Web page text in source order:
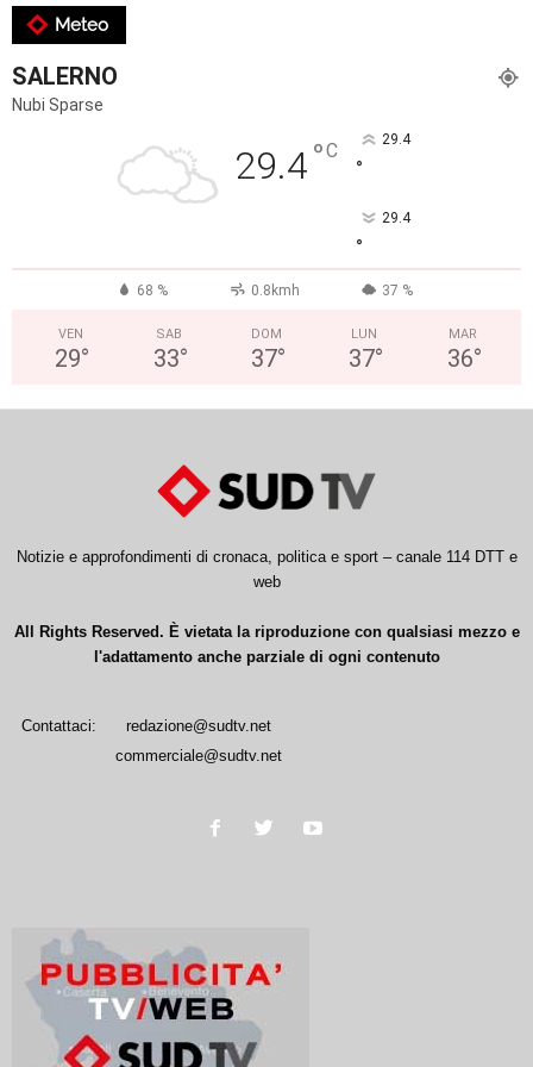
Meteo
SALERNO
Nubi Sparse
29.4°C 29.4
°
29.4
°
68 % 0.8kmh 37 %
VEN
29°
SAB
33°
DOM
37°
LUN
37°
MAR
36°
Notizie e approfondimenti di cronaca, politica e sport – canale 114 DTT e
web
All Rights Reserved. È vietata la riproduzione con qualsiasi mezzo e
l'adattamento anche parziale di ogni contenuto
Contattaci:
redazione@sudtv.net
commerciale@sudtv.net